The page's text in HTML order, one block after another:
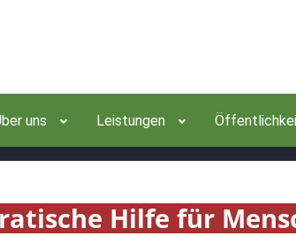
uns Leistungen
Hilfe für